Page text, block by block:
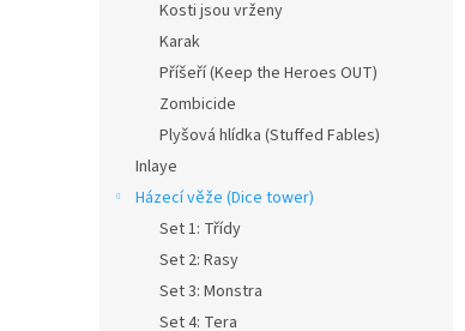
Kosti jsou vrženy
Karak
Příšeří (Keep the Heroes OUT)
Zombicide
Plyšová hlídka (Stuffed Fables)
Inlaye
Házecí věže (Dice tower)
Set 1: Třídy
Set 2: Rasy
Set 3: Monstra
Set 4: Tera